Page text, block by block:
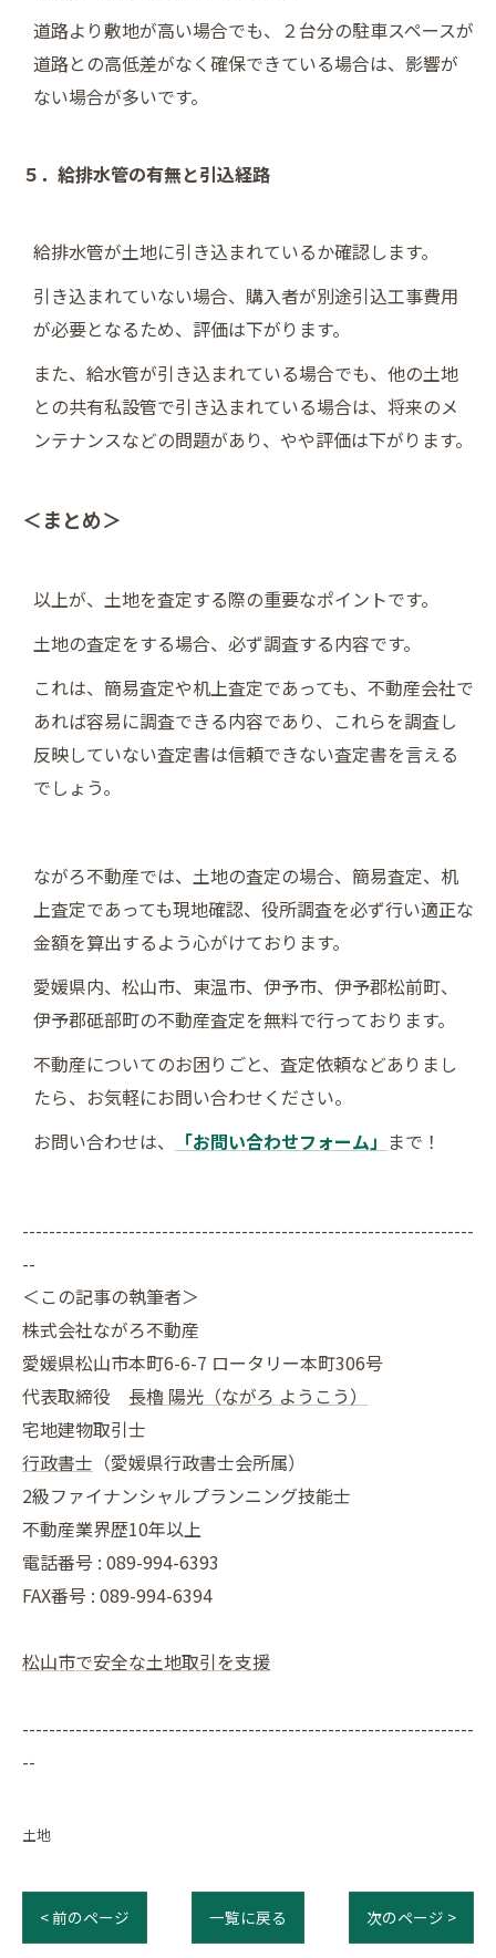
道路より敷地が高い場合でも、２台分の駐車スペースが
道路との高低差がなく確保できている場合は、影響が
ない場合が多いです。
５．給排水管の有無と引込経路
給排水管が土地に引き込まれているか確認します。
引き込まれていない場合、購入者が別途引込工事費用
が必要となるため、評価は下がります。
また、給水管が引き込まれている場合でも、他の土地
との共有私設管で引き込まれている場合は、将来のメ
ンテナンスなどの問題があり、やや評価は下がります。
＜まとめ＞
以上が、土地を査定する際の重要なポイントです。
土地の査定をする場合、必ず調査する内容です。
これは、簡易査定や机上査定であっても、不動産会社で
あれば容易に調査できる内容であり、これらを調査し
反映していない査定書は信頼できない査定書を言える
でしょう。
ながろ不動産では、土地の査定の場合、簡易査定、机
上査定であっても現地確認、役所調査を必ず行い適正な
金額を算出するよう心がけております。
愛媛県内、松山市、東温市、伊予市、伊予郡松前町、
伊予郡砥部町の不動産査定を無料で行っております。
不動産についてのお困りごと、査定依頼などありまし
たら、お気軽にお問い合わせください。
お問い合わせは、
「お問い合わせフォーム」 まで！
--------------------------------------------------------------------
--
＜この記事の執筆者＞
株式会社ながろ不動産
愛媛県松山市本町6-6-7 ロータリー本町306号
代表取締役 長櫓 陽光（ながろ ようこう）
宅地建物取引士
行政書士 （愛媛県行政書士会所属）
2級ファイナンシャルプランニング技能士
不動産業界歴10年以上
電話番号 : 089-994-6393
FAX番号 : 089-994-6394
松山市で安全な土地取引を支援
--------------------------------------------------------------------
--
土地
< 前のページ 一覧に戻る 次のページ >